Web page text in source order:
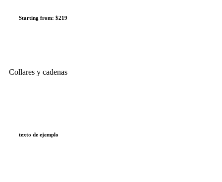
Starting from: $219
Collares y cadenas
texto de ejemplo